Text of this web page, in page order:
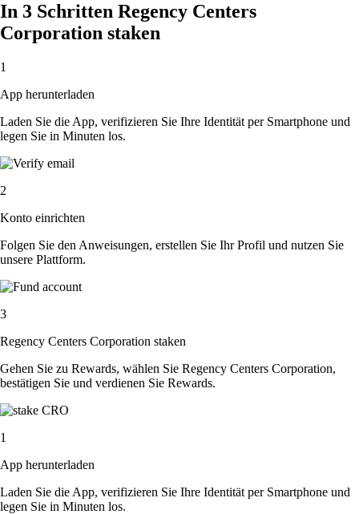
In 3 Schritten Regency Centers
Corporation staken
1
App herunterladen
Laden Sie die App, verifizieren Sie Ihre Identität per Smartphone und
legen Sie in Minuten los.
2
Konto einrichten
Folgen Sie den Anweisungen, erstellen Sie Ihr Profil und nutzen Sie
unsere Plattform.
3
Regency Centers Corporation staken
Gehen Sie zu Rewards, wählen Sie Regency Centers Corporation,
bestätigen Sie und verdienen Sie Rewards.
1
App herunterladen
Laden Sie die App, verifizieren Sie Ihre Identität per Smartphone und
legen Sie in Minuten los.